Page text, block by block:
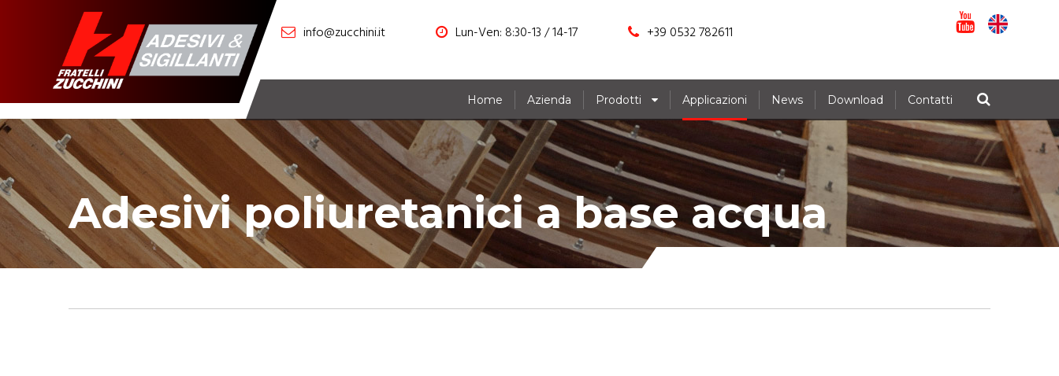
info@zucchini.it Lun-Ven: 8:30-13 / 14-17 +39 0532 782611
Home Azienda Prodotti Applicazioni News Download Contatti
Adesivi poliuretanici a base acqua